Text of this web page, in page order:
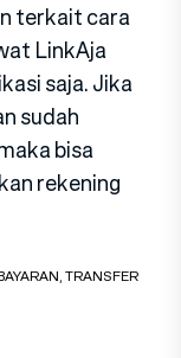
terkait cara
LinkAja
saja. Jika
sudah
bisa
rekening
,TRANSFER